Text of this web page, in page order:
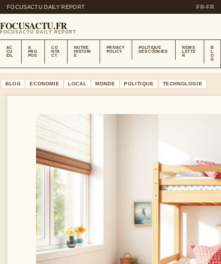
FOCUSACTU DAILY REPORT FR-FR
FOCUSACTU.FR
FOCUSACTU DAILY REPORT
AC
CU
EIL
A
PRO
POS
CO
NTA
CT
NOTRE
HISTOIR
E
PRIVACY
POLICY
POLITIQUE
DES COOKIES
NEWS
LETTE
R
B
L
O
G
BLOG ECONOMIE LOCAL MONDE POLITIQUE TECHNOLOGIE